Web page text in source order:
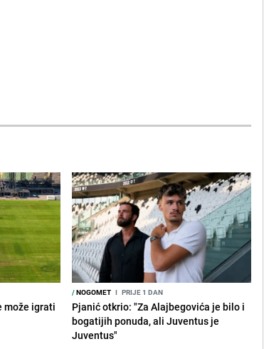
može igrati
/NOGOMET I PRIJE 1 DAN
Pjanić otkrio: "Za Alajbegovića je bilo i
bogatijih ponuda, ali Juventus je
Juventus"